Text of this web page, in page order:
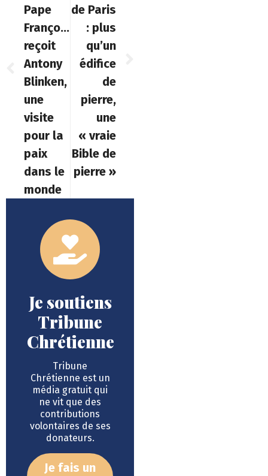
Pape
François
reçoit
Antony
Blinken,
une
visite
pour la
paix
dans le
monde
de Paris
: plus
qu’un
édifice
de
pierre,
une
« vraie
Bible de
pierre »
Je soutiens
Tribune
Chrétienne
Tribune
Chrétienne est un
média gratuit qui
ne vit que des
contributions
volontaires de ses
donateurs.
Je fais un